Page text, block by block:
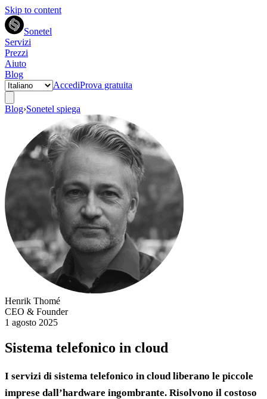
Skip to content
Sonetel
Servizi
Prezzi
Aiuto
Blog
AccediProva gratuita
Blog›Sonetel spiega
Henrik Thomé
CEO & Founder
1 agosto 2025
Sistema telefonico in cloud
I servizi di sistema telefonico in cloud liberano le piccole
imprese dall’hardware ingombrante. Risolvono il costoso